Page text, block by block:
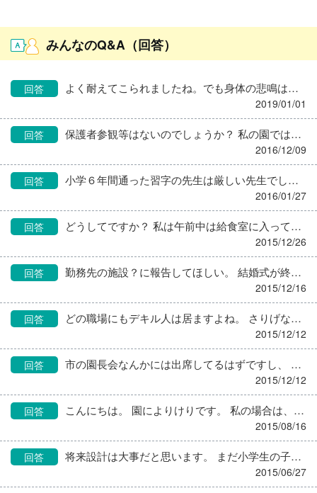
みんなのQ&A（回答）
回答 よく耐えてこられましたね。でも身体の悲鳴は心より分かりやすい。率直です。もう耐えられなくなってるんだと思います。 厨房や他の管理栄養士さん達の言い分や考えはわかりませんが、潰れて辞めるよりもまだ辞めようか考えられる内に辞めた方が賢明です。 もしも自分にも色々なことを押し付けられる原因があるかもと思っているならば、辞めてその場から離れ、外から冷静に考えると見えてくるものもあります。 今の状況は職場、あなた双方にメリットがないと思えるので、退職された方が良いと思いますよ。
2019/01/01
回答 保護者参観等はないのでしょうか？ 私の園では、年に４、５回ほど、保護者参観があります。 芋掘り、園で取り組んでいる体育遊びや英語のレッスンを見てもらう、あとは保護者込みのクッキングです。 給食に関しては、毎回全保護者に給食を出せるわけではないので抽選式ですが、 子供たちと一緒に同じ給食を食べるので好評をいただいています。 私が勤めはじめてもうすぐ１０年になりますが、したいことがいっぱいあって栄養士はどんどん保育室に出ていかせてもらってます。 保護者参観を利用させてもらい、0歳児の保護者と園児に離乳食を食べさせながら困り事のお話を聞いたり、園児込みで保護者にも食育をしたりします。 保護者とコミュニケーションがとれるようになると、相談も気軽にしてもらえます。 もし機会があまりないのなら、お迎え時の保護者と色々お話してみてはいかがでしょう。 もちろん、保育室にもよく行って子供の様子を見たり、保育士さんにいろんな情報をもらうことは絶対必要ですよ。 その上で、気になる園児の保護者とお話してみたり、楽しいことがあれば伝えたりすればいいと思います。 保護者もですが、子供たちと仲良くなること、子供の様子をよく見ることも大事です。 保護者にとって、自分の子供が楽しく園生活していて、食育もちゃんとしてくれてるんだな…と思うと、自ずと朝御飯や生活に気を付けるようになります。 4、５才児さんはもうはっきりものが言えますからね。 がんばって下さい。
2016/12/09
回答 小学６年間通った習字の先生は厳しい先生でしたけど、 おやつにホットケーキの焼き方を教えてもらいました。 その家には年上のお姉ちゃん(先生の娘)たちの置いてった少女漫画がたくさんあって、 「パタリロ!!」や「イタズラなkiss」を全巻？読みました。 特にパタリロは、小学生には未知の世界(BLでした…)で、 マライヒ？は女なのか男なのかはじめの頃は理解不能でした。 先生の家に行くのはバスでしたが、ちょっと山の方だったので、 行く道に木苺がなっているところがあって、姉妹や一緒に通ってた子達と木苺狩りしてました。 今思えば、習字より違うこといっぱい覚えましたね。 小学生の時にピアノも習ってましたが、途中から幼馴染みと一緒に行き始めた先生が いかにも音大出の髪の長い綺麗な人で、しかも間違えると細い棒で手をピシッとされたので、 本当に嫌々通っていました。 幼馴染みが音大に行くくらいピアノが上手かったので、私のレベルと違ったのです。 それでも辞められなかったのは、理由があったのですが。 最初は姉がピアノ習う！と言い出し、喜んだ祖父が速攻ピアノを買ってくれました。 私も一緒に通い始めたのですが、３回目？にして姉が、泣いて辞めると言いだしました。 姉は１度嫌だと思ったことは絶対に嫌な性格です。 で、姉辞める→○○(私)どうする？と両親、祖父母に聞かれ。 私も辞めたかったのですが、チキンな私は空気を読んで続けます…と言ったのです。 で、結局６年まで頑張りました。 好きじゃなかったけど、気が進まないことでも続けて頑張る、というのは よい経験をしたなあと今になれば思います。 まあまあ理不尽なことも多い世の中だけど、 そういう経験があったからか、さほど苦でもなくやっていけてます(^^)
2016/01/27
回答 どうしてですか？ 私は午前中は給食室に入っていますが、午後からの事務時間で、 給食便り、献立表、アレルギーの面談、すべて行っています。 月一回食育をし、給食をたまにクラスで食べ、保護者とのクッキングを企画します。 でも私が入った８年前は栄養士は厨房にほぼいました。 前の栄養士さんがあまり積極的に出ていかなかったからです。 管理栄養士として、あれもしたいこれもしたい、 保護者とももっと話して力になりたい、子供たちと切り干し大根作ったり食育して楽しんでもらったりしたい。単純にそんな思いでした。 それは、自分自身子供を保育園に預けていたから、子供の成長に関してたくさん先生方に助けてもらったからでもあります。 自分にできる、自分の領域で子供や保護者の力になりたかった。 管理栄養士の仕事？ 厨房業務ばかりと言っているうちは、調理員さんの仕事内容さえできているか怪しいものです。 ちゃっちゃと効率よく業務をこなして、管理栄養士として何が自分にできるか考えて、行動してください。 うちも最初のころこそ、どうして外ばっか出るのと、調理員さんも仕事が増えて不満そうでした。 でも、栄養士としてこういうことがしたい、さっき食育にいったらこんなことがあった、○○ちゃんはこの和え物が好きで普段小食でもこれはおかわりする、と色々話したら、今は積極的に応援してくれ、一緒に考えてくれます。 あなたが、保護者や自分の子供の立場にたって、管理栄養士としてどういうことをしたいのか、そしてそれを周囲にちゃんと伝えたら、どんなことだってできますよ。
2015/12/26
回答 勤務先の施設？に報告してほしい。 結婚式が終わってから仕事に戻るってスゴすぎる。 調理師さんもあなたもかっこいいけど なんて人権無視な委託会社なの！！ ともかくも、ご結婚おめでとうございます。
2015/12/16
回答 どの職場にもデキル人は居ますよね。 さりげなく誉めます。 担当箇所でなくとも気付いたら掃除してくれる人がいます。 こっちも即気づいて、ここ掃除してくれた人だれ？ ありがとう、と。 それで足の引っ張りあいする心の狭い人は居なかったので、 うまく回ってます。 まあ… 自分も気づいてやろう！と言う人と、 その意図すら気付かずほよよんとしてる人がいるんですがね…。
2015/12/12
回答 市の園長会なんかには出席してるはずですし、 そういうワンマン園長は意外と権威や情報持ちに弱いです。 話を持ってく時に、他園はこうしてるんですが… 等と他を引き合いに出すと結構０k出たり。 でも体に支障きたしてまであなた一人頑張る仕事じゃないはず。 燃え尽きちゃうのは勿体無い。 きっとあなたを求めてる園なり施設があるはずなんで、 次を探すのがよいと思います。
2015/12/12
回答 こんにちは。 園によりけりです。 私の場合は、健康診断は年一回、健康診断車？がセンターから来ます。 園が依頼していて個人負担はありません。 インフルエンザは個人で病院に行って打ってきます。 強制ではないです。 私は子供がいるので、子供の予防接種と一緒にやってます。 共済で５００円だけ補助が出ます。 研修は、自分の受けたいものを選んで業務内に行きます。 大抵、県や市が主宰のものなので昼から研修会に出かけます。 費用はかからないかな。
2015/08/16
回答 将来設計は大事だと思います。 まだ小学生の子供しかいない私が言うのもおこがましいですが、 大学進学を見据えて貯金、親の介護もいずれ来るから、想定はある程度します。 でも、人生って絶対に計画通りにいかないものらしいです。 病気になったり、仕事がうまくいかなくなったり。 そんなときにでも踏ん張れる自分を持っておきたいから、 好きな職業してます。 想定外が起こってこんな計画じゃなかったのにってなるのは嫌なので、 自分を鍛えてます。 どうしても新しいことにチャレンジしたいならすればいいと思うけど、 成功例を見て悶々とするのはちょっと違うと思います。 気持ちは…私もすごくわかりますが!!
2015/06/27